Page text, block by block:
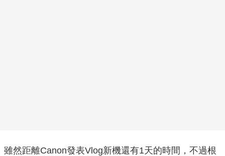
雖然距離Canon發表Vlog新機還有1天的時間，不過根